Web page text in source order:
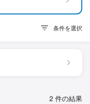
条件を選択
2 件の結果